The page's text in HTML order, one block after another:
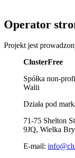
Operator
Projekt jest
ClusterFree
Spółka non-
Walii
Działa pod
71-75 Shelton
9JQ, Wielka
E-mail: